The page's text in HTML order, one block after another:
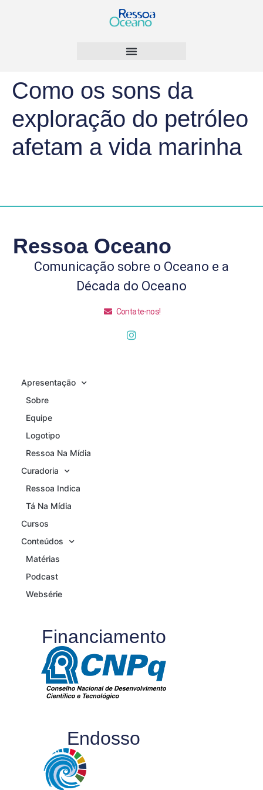
Como os sons da
exploração do petróleo
afetam a vida marinha
Ressoa Oceano
Comunicação sobre o Oceano e a
Década do Oceano
Contate-nos!
Apresentação
Sobre
Equipe
Logotipo
Ressoa Na Mídia
Curadoria
Ressoa Indica
Tá Na Mídia
Cursos
Conteúdos
Matérias
Podcast
Websérie
Financiamento
Endosso